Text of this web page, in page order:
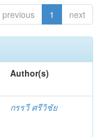
previous 1 next
Author(s)
กรรวี ศรีวิชัย